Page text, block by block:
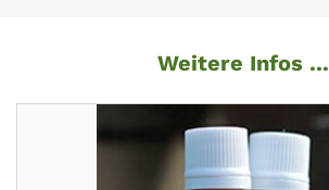
Weitere Infos ...